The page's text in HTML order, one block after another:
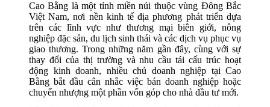
Cao Bằng là một tỉnh miền núi thuộc vùng Đông Bắc
Việt Nam, nơi nền kinh tế địa phương phát triển dựa
trên các lĩnh vực như thương mại biên giới, nông
nghiệp đặc sản, du lịch sinh thái và các dịch vụ phục vụ
giao thương. Trong những năm gần đây, cùng với sự
thay đổi của thị trường và nhu cầu tái cấu trúc hoạt
động kinh doanh, nhiều chủ doanh nghiệp tại Cao
Bằng bắt đầu cân nhắc việc bán doanh nghiệp hoặc
chuyển nhượng một phần vốn góp cho nhà đầu tư mới.